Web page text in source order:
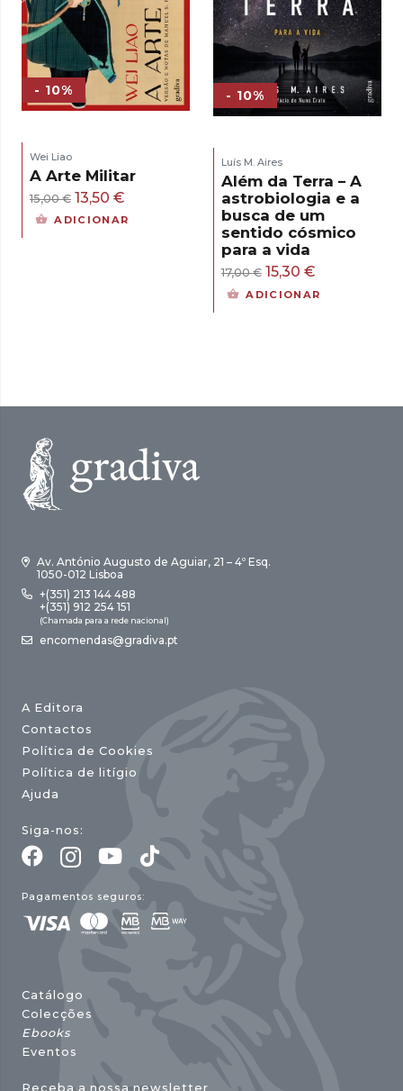
- 10%
Wei Liao
A Arte Militar
15,00€ O
preço
13,50 €
preço
ADICIONAR
- 10%
Luís M. Aires
Além da Terra – A
astrobiologia e a
busca de um
sentido cósmico
para a vida
17,00€ O
preço
15,30 €O
preço
ADICIONAR
Av. António Augusto de Aguiar, 21 – 4º Esq.
1050-012 Lisboa
+(351) 213 144 488
+(351) 912 254 151
(Chamada para a rede nacional)
encomendas@gradiva.pt
A Editora
Contactos
Política de Cookies
Política de litígio
Ajuda
Siga-nos:
Pagamentos seguros:
Catálogo
Colecções
Ebooks
Eventos
Receba a nossa newsletter